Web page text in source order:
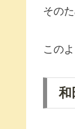
その
この
和